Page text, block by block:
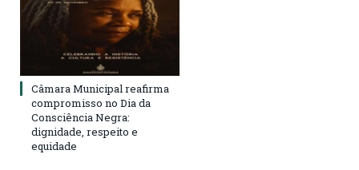
Câmara Municipal reafirma
compromisso no Dia da
Consciência Negra:
dignidade, respeito e
equidade